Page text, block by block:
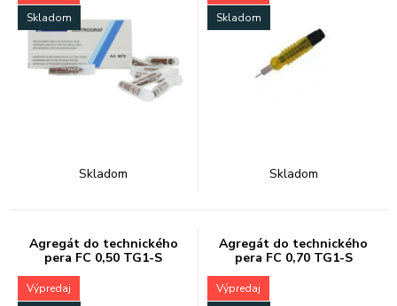
Skladom
Skladom
Skladom
Skladom
Agregát do technického
pera FC 0,50 TG1-S
Výpredaj
Agregát do technického
pera FC 0,70 TG1-S
Výpredaj